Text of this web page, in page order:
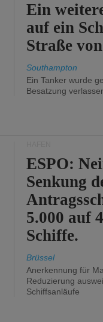
Ein
auf ein
Straße
Southampton
Ein Tanker wurde
Besatzung
ESPO:
Senkung
5.000 auf
Schiffe.
Brüssel
Anerkennung für
Reduzierung
Schiffsanläufe